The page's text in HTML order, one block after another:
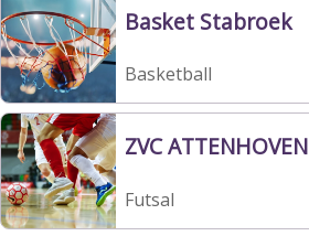
Basket Stabroek
Basketball
ZVC ATTENHOVEN
Futsal